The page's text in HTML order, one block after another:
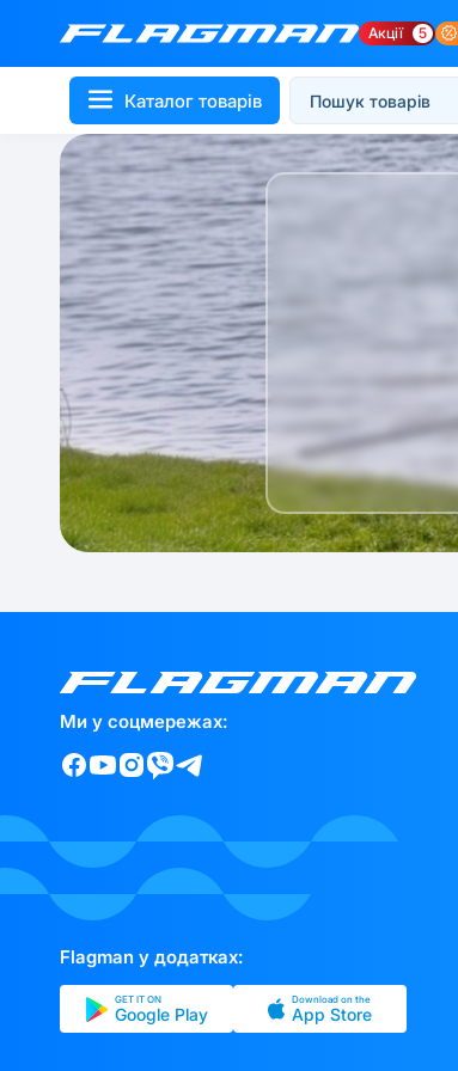
Акції 5
Каталог товарів
Ми у соцмережах:
Flagman у додатках:
GET IT ON
Google Play
Download on the
App Store